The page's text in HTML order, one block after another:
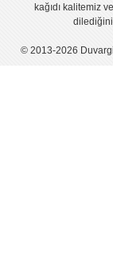
kağıdı kalitemiz
© 2013-2026